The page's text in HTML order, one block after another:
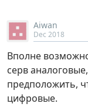
Aiwan
Dec 2018
Вполне
серв
предположить,
цифровые.